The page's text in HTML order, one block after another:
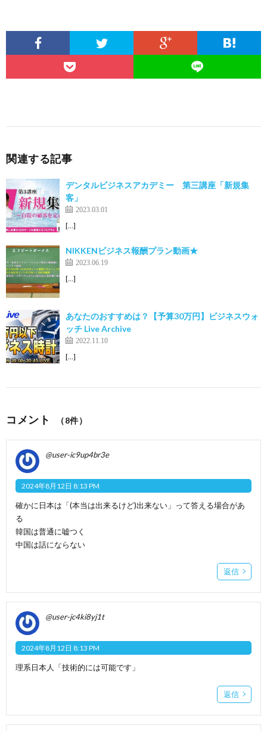
関連する記事
デンタルビジネスアカデミー 第三講座「新規集
客」
2023.03.01
[…]
NIKKENビジネス報酬プラン動画★
2023.06.19
[…]
あなたのおすすめは？【予算30万円】ビジネスウォ
ッチ Live Archive
2022.11.10
[…]
コメント （8件）
@user-ic9up4br3e
2024年8月12日 8:13 PM
確かに日本は「(本当は出来るけど)出来ない」って答える場合があ
る
韓国は普通に嘘つく
中国は話にならない
返信
@user-jc4ki8yj1t
2024年8月12日 8:13 PM
理系日本人「技術的には可能です」
返信